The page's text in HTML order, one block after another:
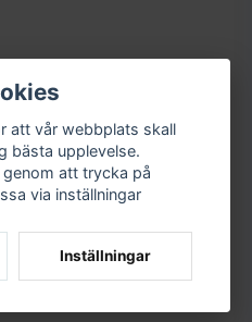
att vår webbplats skall
bästa upplevelse.
att trycka på
via inställningar
Inställningar